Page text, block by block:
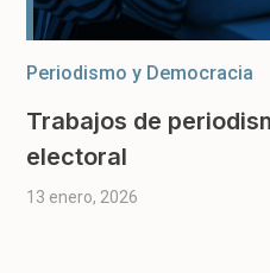
Periodismo y Democracia
Trabajos de
electoral
13 enero, 2026